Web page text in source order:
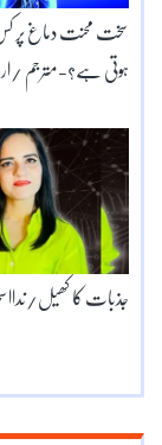
سخت محنت دماغ پر کس
ہوتی ہے؟-مترجم /
جذبات کا کھیل/